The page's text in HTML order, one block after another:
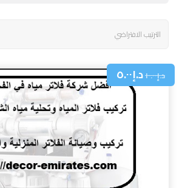
د.إ١٠.٠٠د.إ٥.٠٠